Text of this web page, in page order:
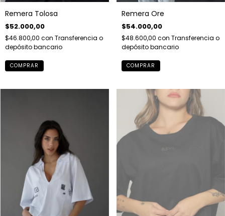
Remera Tolosa
$52.000,00
$46.800,00 con Transferencia o
depósito bancario
COMPRAR
Remera Ore
$54.000,00
$48.600,00 con Transferencia o
depósito bancario
COMPRAR